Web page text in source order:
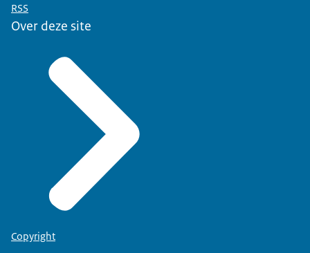
RSS
Over deze site
Copyright